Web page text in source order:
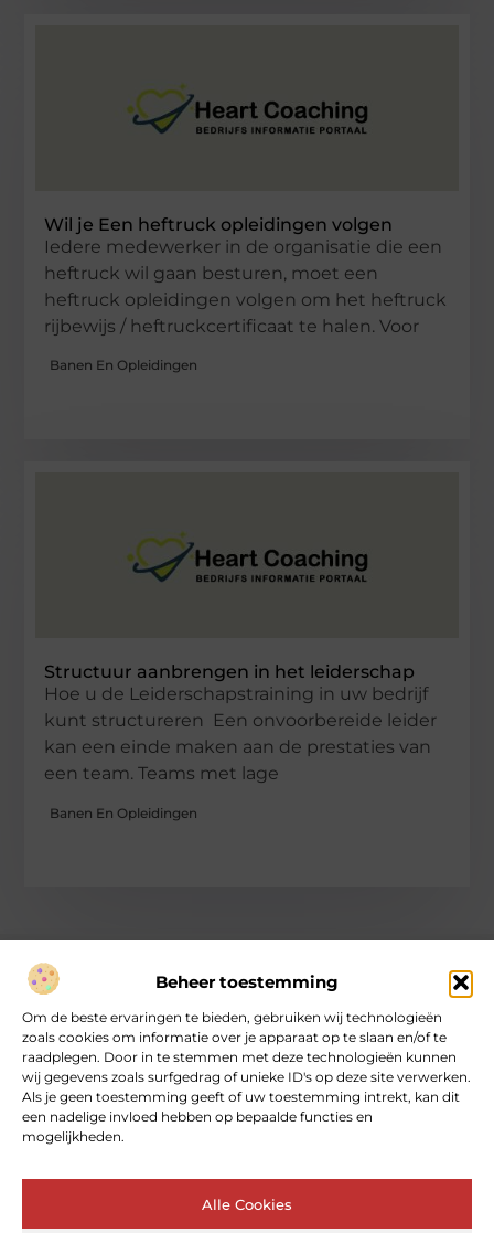
Beheer toestemming
Om de beste ervaringen te bieden, gebruiken wij technologieën
zoals cookies om informatie over je apparaat op te slaan en/of te
raadplegen. Door in te stemmen met deze technologieën kunnen
wij gegevens zoals surfgedrag of unieke ID's op deze site verwerken.
Als je geen toestemming geeft of uw toestemming intrekt, kan dit
een nadelige invloed hebben op bepaalde functies en
mogelijkheden.
Alle Cookies
Wil je Een heftruck opleidingen volgen
Iedere medewerker in de organisatie die een
heftruck wil gaan besturen, moet een
heftruck opleidingen volgen om het heftruck
rijbewijs / heftruckcertificaat te halen. Voor
Banen En Opleidingen
Structuur aanbrengen in het leiderschap
Hoe u de Leiderschapstraining in uw bedrijf
kunt structureren Een onvoorbereide leider
kan een einde maken aan de prestaties van
een team. Teams met lage
Banen En Opleidingen
Over heartcoaching
Jouw gids voor inspiratie en tips uit het dagelijks leven.
Ontdek een brede verzameling blogs en artikelen die je helpen
om het meeste uit elke dag te halen, met praktische adviezen
en verrassende inzichten.
Bericht categorie